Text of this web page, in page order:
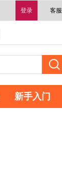
登录 客服
新手入门